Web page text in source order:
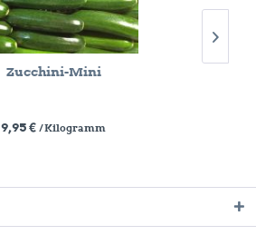
Zucchini-Mini
9,95 € / Kilogramm